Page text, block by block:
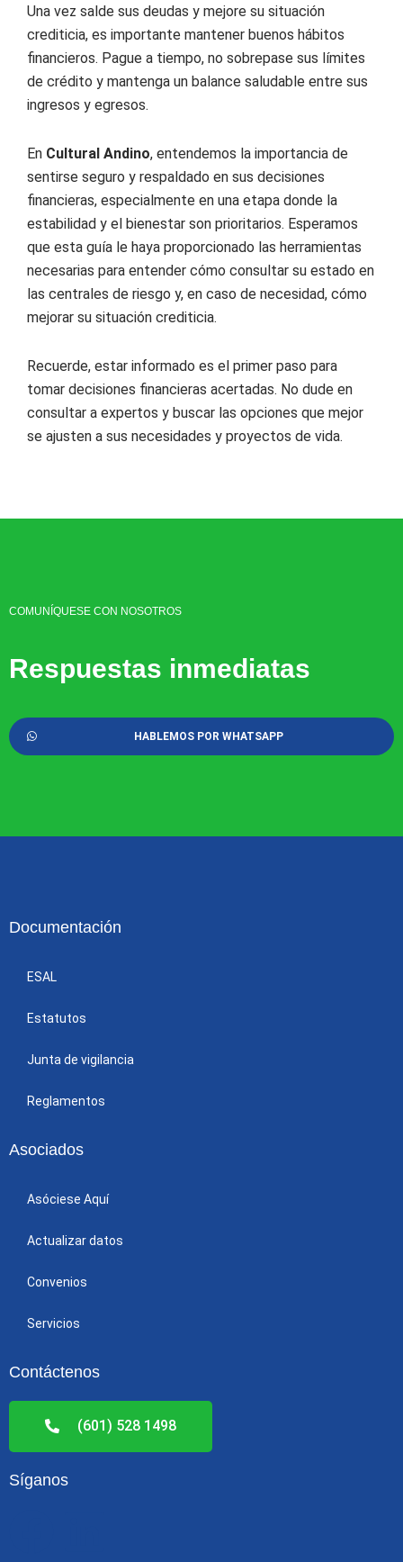
Una vez salde sus deudas y mejore su situación
crediticia, es importante mantener buenos hábitos
financieros. Pague a tiempo, no sobrepase sus límites
de crédito y mantenga un balance saludable entre sus
ingresos y egresos.
En Cultural Andino, entendemos la importancia de
sentirse seguro y respaldado en sus decisiones
financieras, especialmente en una etapa donde la
estabilidad y el bienestar son prioritarios. Esperamos
que esta guía le haya proporcionado las herramientas
necesarias para entender cómo consultar su estado en
las centrales de riesgo y, en caso de necesidad, cómo
mejorar su situación crediticia.
Recuerde, estar informado es el primer paso para
tomar decisiones financieras acertadas. No dude en
consultar a expertos y buscar las opciones que mejor
se ajusten a sus necesidades y proyectos de vida.
COMUNÍQUESE CON NOSOTROS
Respuestas inmediatas
HABLEMOS POR WHATSAPP
Documentación
ESAL
Estatutos
Junta de vigilancia
Reglamentos
Asociados
Asóciese Aquí
Actualizar datos
Convenios
Servicios
Contáctenos
(601) 528 1498
Síganos